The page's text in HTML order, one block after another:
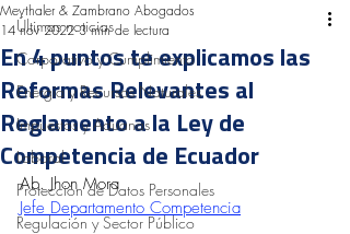
Últimas noticias
Corporativo y Cumplimiento
Energía y Recursos Naturales
Impuestos y Aduanas
Laboral
Protección de Datos Personales
Regulación y Sector Público
En 4 puntos te explicamos las
Reformas Relevantes al
Reglamento a la Ley de
Competencia de Ecuador
Meythaler & Zambrano Abogados
14 nov 2022 3 min de lectura
Ab. Jhon Mora
Jefe Departamento Competencia